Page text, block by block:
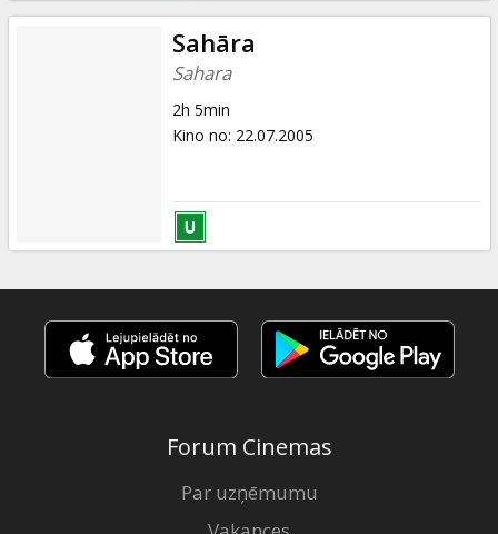
Sahāra
Sahara
2h 5min
Kino no: 22.07.2005
Forum Cinemas
Par uzņēmumu